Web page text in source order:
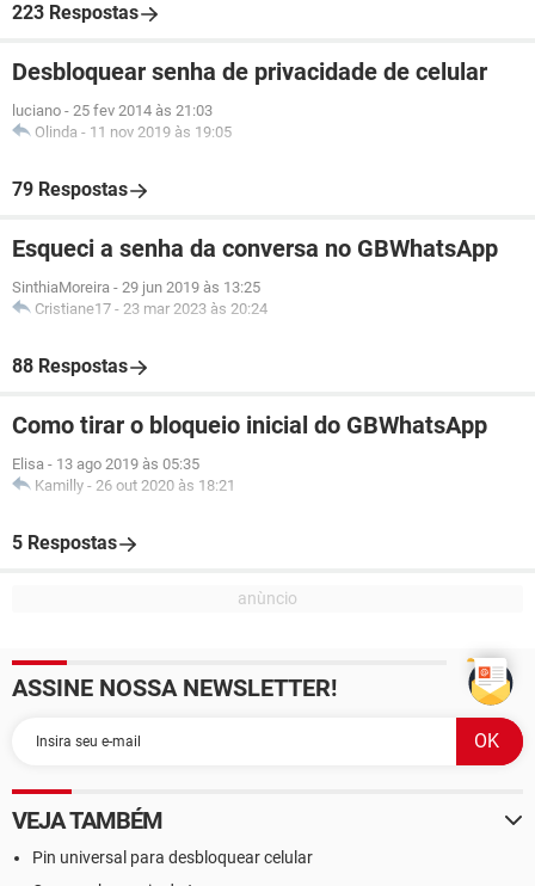
223 Respostas
Desbloquear senha de privacidade de celular
luciano - 25 fev 2014 às 21:03
Olinda - 11 nov 2019 às 19:05
79 Respostas
Esqueci a senha da conversa no GBWhatsApp
SinthiaMoreira - 29 jun 2019 às 13:25
Cristiane17 - 23 mar 2023 às 20:24
88 Respostas
Como tirar o bloqueio inicial do GBWhatsApp
Elisa - 13 ago 2019 às 05:35
Kamilly - 26 out 2020 às 18:21
5 Respostas
ASSINE NOSSA NEWSLETTER!
VEJA TAMBÉM
Pin universal para desbloquear celular